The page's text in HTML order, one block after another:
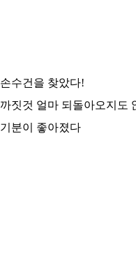
손수건을 찾았다!
까짓것 얼마 되돌아오지도
기분이 좋아졌다